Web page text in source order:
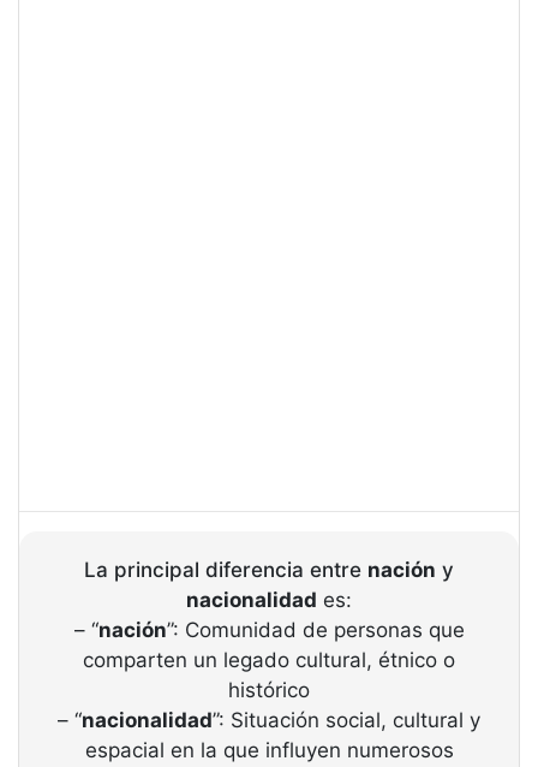
La principal diferencia entre nación y
nacionalidad es:
– “nación”: Comunidad de personas que
comparten un legado cultural, étnico o
histórico
– “nacionalidad”: Situación social, cultural y
espacial en la que influyen numerosos